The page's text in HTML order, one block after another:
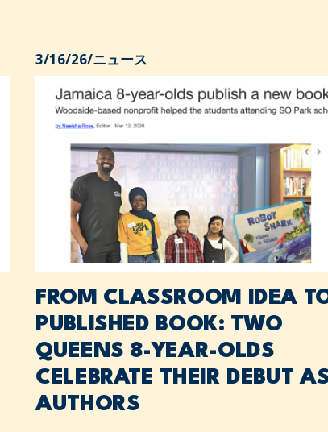
3/16/26/ニュース
FROM CLASSROOM IDEA
PUBLISHED BOOK: TWO
QUEENS 8-YEAR-OLDS
CELEBRATE THEIR DEBUT
AUTHORS